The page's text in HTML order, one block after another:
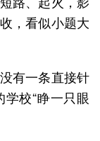
，看似小题大
有一条直接针
校“睁一只眼